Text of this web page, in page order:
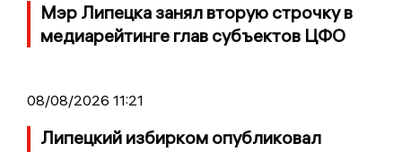
Мэр Липецка занял вторую строчку в
медиарейтинге глав субъектов ЦФО
08/08/2026 11:21
Липецкий избирком опубликовал